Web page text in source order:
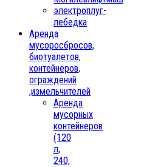
электроплуг-
лебедка
Аренда
мусоросбросов,
биотуалетов,
контейнеров,
ограждений
,измельчителей
Аренда
мусорных
контейнеров
(120
л,
240,